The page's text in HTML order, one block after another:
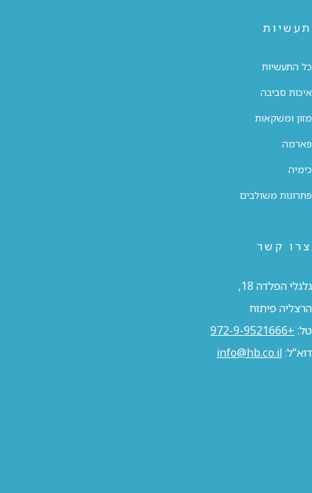
תעשיות
כל התעשיות
איכות סביבה
מזון ומשקאות
פארמה
כימיה
פתרונות משולבים
צרו קשר
גלגלי הפלדה 18,
הרצליה פיתוח
טל: +972-9-9521666
דוא"ל:info@hb.co.il